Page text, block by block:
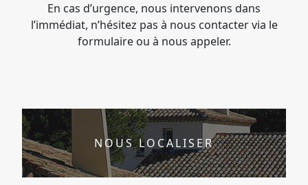
En cas d’urgence, nous intervenons dans
l’immédiat, n’hésitez pas à nous contacter via le
formulaire ou à nous appeler.
NOUS LOCALISER